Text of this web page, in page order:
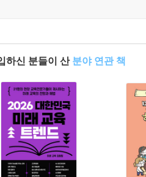
하신 분들이 산 분야 연관 책